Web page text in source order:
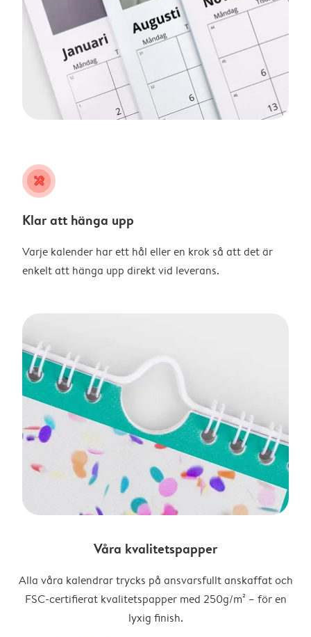
tools
Klar att hänga upp
Varje kalender har ett hål eller en krok så att det är
enkelt att hänga upp direkt vid leverans.
Våra kvalitetspapper
Alla våra kalendrar trycks på ansvarsfullt anskaffat och
FSC-certifierat kvalitetspapper med 250g/m² – för en
lyxig finish.